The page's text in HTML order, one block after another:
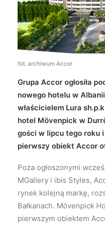
Wyszukiwanie
fot. archiwum Accor
Grupa Accor ogłosiła
nowego hotelu w
właścicielem Lura
hotel Mövenpick w
gości w lipcu tego roku
pierwszy obiekt Accor
Poza ogłoszonymi
MGallery i ibis Styles,
rynek kolejną markę,
Bałkanach. Mövenpick
pierwszym obiektem